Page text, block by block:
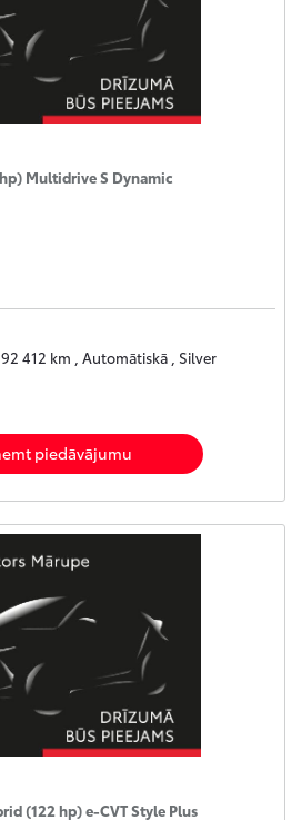
Multidrive S Dynamic
412 km , Automātiskā , Silver
piedāvājumu
(122 hp) e-CVT Style Plus